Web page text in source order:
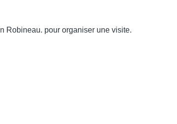
Robineau. pour organiser une visite.